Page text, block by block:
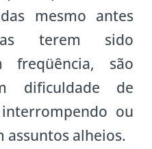
mesmo antes
terem sido
freqüência, são
dificuldade de
ou
alheios.